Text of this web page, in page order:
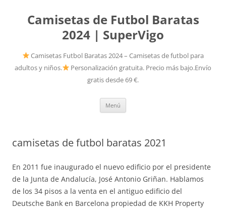
Camisetas de Futbol Baratas
2024 | SuperVigo
Camisetas Futbol Baratas 2024 – Camisetas de futbol para
adultos y niños.
Personalización gratuita. Precio más bajo.Envío
gratis desde 69 €.
Menú
camisetas de futbol baratas 2021
En 2011 fue inaugurado el nuevo edificio por el presidente
de la Junta de Andalucía, José Antonio Griñan. Hablamos
de los 34 pisos a la venta en el antiguo edificio del
Deutsche Bank en Barcelona propiedad de KKH Property